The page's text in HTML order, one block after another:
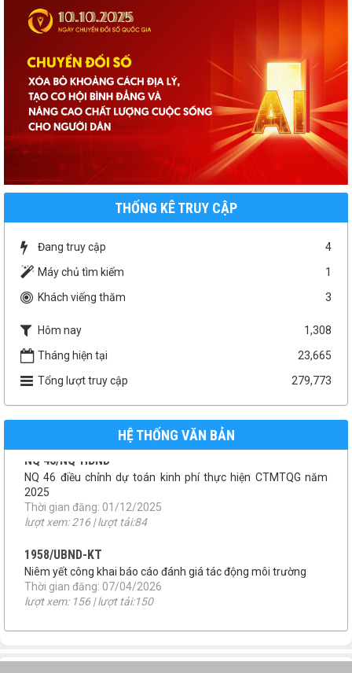
THỐNG KÊ TRUY CẬP
Đang truy cập
4
Máy chủ tìm kiếm
1
Khách viếng thăm
3
Hôm nay
1,308
Tháng hiện tại
23,665
Tổng lượt truy cập
279,773
HỆ THỐNG VĂN BẢN
1958/UBND-KT
Thời gian đăng: 07/04/2026
QUYẾT ĐỊNH THU HỒI ĐẤT
lượt xem: 195 | lượt tải:110
TB 09/UBBC
THÔNG BÁO TIẾP NHẬN HỒ SƠ ỨNG CỬ ĐẠI BIỂU HĐND XÃ
MƯỜNG KIM NHIỆM KỲ 2026-2031
lượt xem: 198 | lượt tải:142
NQ 41/NQ-HĐND
NQ phân bổ kinh phí chuyển nguồn ngân sách
lượt xem: 211 | lượt tải:75